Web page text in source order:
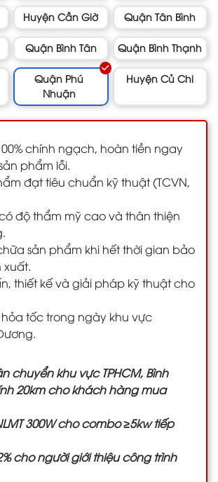
Huyện Cần Giờ Quận Tân Bình
Quận Bình Tân Quận Bình Thạnh
Quận Phú
Nhuận
Huyện Củ Chi
chính ngạch, hoàn tiền ngay
phẩm lỗi.
đạt tiêu chuẩn kỹ thuật (TCVN,
độ thẩm mỹ cao và thân thiện
sản phẩm khi hết thời gian bảo
xuất.
thiết kế và giải pháp kỹ thuật cho
tốc trong ngày khu vực
chuyển khu vực TPHCM, Bình
20km cho khách hàng mua
300W cho combo ≥5kw tiếp
cho người giới thiệu công trình